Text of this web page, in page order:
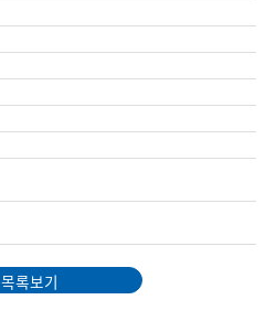
목록보기